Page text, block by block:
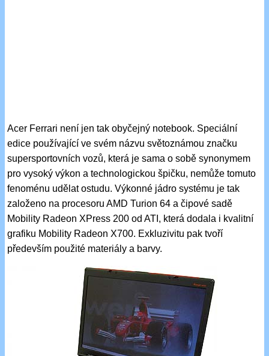
Acer Ferrari není jen tak obyčejný notebook. Speciální
edice používající ve svém názvu světoznámou značku
supersportovních vozů, která je sama o sobě synonymem
pro vysoký výkon a technologickou špičku, nemůže tomuto
fenoménu udělat ostudu. Výkonné jádro systému je tak
založeno na procesoru AMD Turion 64 a čipové sadě
Mobility Radeon XPress 200 od ATI, která dodala i kvalitní
grafiku Mobility Radeon X700. Exkluzivitu pak tvoří
především použité materiály a barvy.